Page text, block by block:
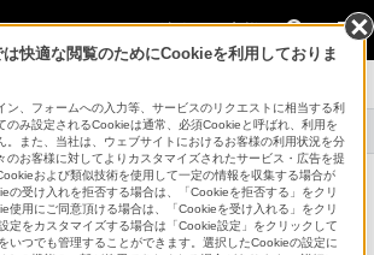
法人のお客様
商品一覧 関連商品 事例紹介
快適な閲覧のためにCookieを利用しておりま
ン、フォームへの入力等、サービスのリクエストに相当する利
のみ設定されるCookieは通常、必須Cookieと呼ばれ、利用を
。また、当社は、ウェブサイトにおけるお客様の利用状況を分
のお客様に対してよりカスタマイズされたサービス・広告を提
および類似技術を使用して一定の情報を収集する場合が
の受け入れを拒否する場合は、「Cookieを拒否する」をクリ
使用にご同意頂ける場合は、「Cookieを受け入れる」をクリ
定をカスタマイズする場合は「Cookie設定」をクリックして
いつでも管理することができます。選択したCookieの設定に